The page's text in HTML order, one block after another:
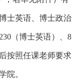
士英语、博士政治
（博士英语）、 8
按照任课老师要求
院。